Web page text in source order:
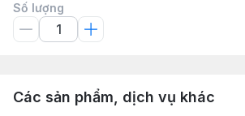
Số lượng
Các sản phẩm, dịch vụ khác